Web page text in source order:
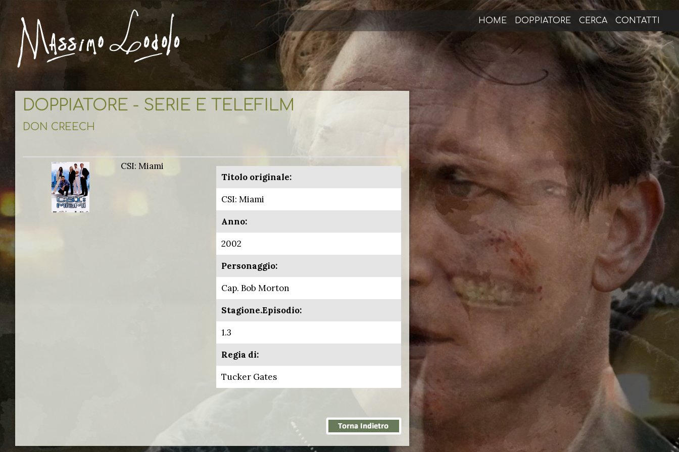
HOME DOPPIATORE CERCA CONTATTI
DOPPIATORE - SERIE E TELEFILM
DON CREECH
CSI: Miami
Titolo originale:
CSI: Miami
Anno:
2002
Personaggio:
Cap. Bob Morton
Stagione.Episodio:
1.3
Regia di:
Tucker Gates